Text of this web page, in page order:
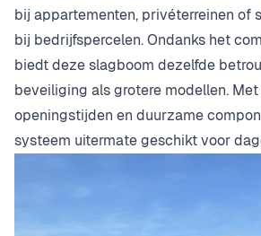
bij appartementen, privéterreinen of
bij bedrijfspercelen. Ondanks het
biedt deze slagboom dezelfde
beveiliging als grotere modellen.
openingstijden en duurzame
systeem uitermate geschikt voor